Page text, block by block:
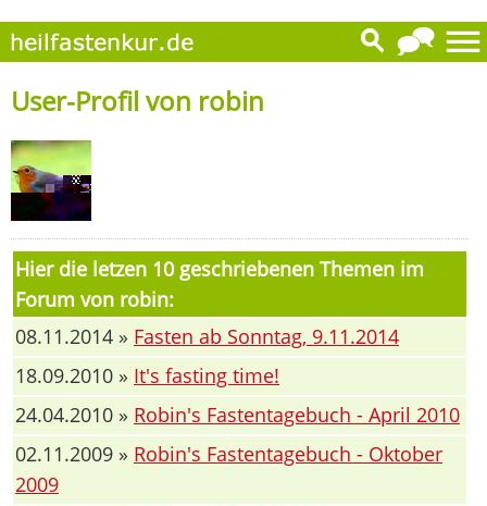
User-Profil von robin
Hier die letzen 10 geschriebenen Themen im
Forum von robin:
08.11.2014 » Fasten ab Sonntag, 9.11.2014
18.09.2010 » It's fasting time!
24.04.2010 » Robin's Fastentagebuch - April 2010
02.11.2009 » Robin's Fastentagebuch - Oktober
2009